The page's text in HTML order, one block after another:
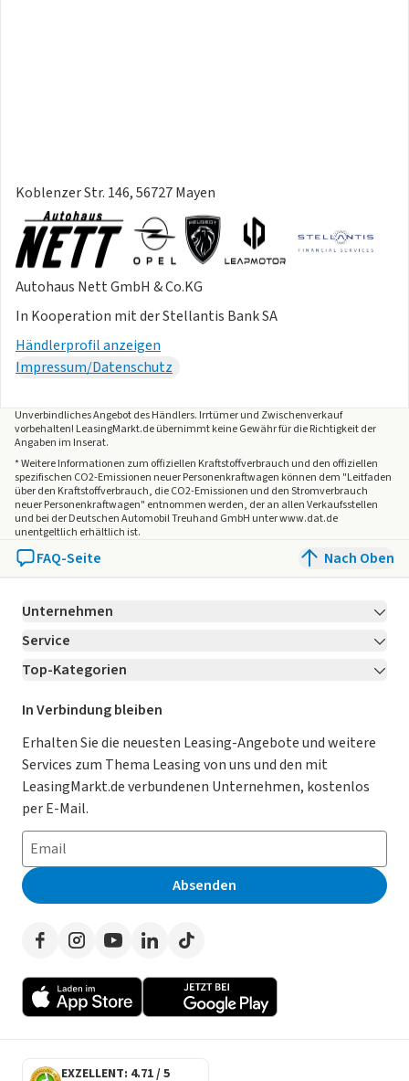
Koblenzer Str. 146, 56727 Mayen
Autohaus Nett GmbH & Co.KG
In Kooperation mit der Stellantis Bank SA
Händlerprofil anzeigen
Impressum/Datenschutz
Unverbindliches Angebot desHändlers. Irrtümer und Zwischenverkauf
vorbehalten! LeasingMarkt.de übernimmt keine Gewähr für die Richtigkeit der
Angaben im Inserat.
* Weitere Informationen zum offiziellen Kraftstoffverbrauch und den offiziellen
spezifischen CO2-Emissionen neuer Personenkraftwagen können dem "Leitfaden
über den Kraftstoffverbrauch, die CO2-Emissionen und den Stromverbrauch
neuer Personenkraftwagen" entnommen werden, der an allen Verkaufsstellen
und bei der Deutschen Automobil Treuhand GmbH unter www.dat.de
unentgeltlich erhältlich ist.
FAQ-Seite Nach Oben
Unternehmen
Über LeasingMarkt.de
Karriere Jetzt bewerben!
Für Händler
Kooperation mit AutoScout24
AGB
Datenschutz
Impressum
Erklärung zur Barrierefreiheit
Presse
Service
Kontakt
Ratgeber
Magazin
Datenschutz-Einstellungen
So funktioniert’s
Häufig gestellte Fragen
Leasing-Lexikon
Auto-Tests
Werben auf LeasingMarkt.de
Top-Kategorien
Leasing Deals
Gebrauchtwagen Leasing
Leasing ohne Anzahlung
E-Auto Leasing
Privatleasing
Leasing-Vergleiche
Herstellerverzeichnis
Händlerverzeichnis
In Verbindung bleiben
Erhalten Sie die neuesten Leasing-Angebote und weitere
Services zum Thema Leasing von uns und den mit
LeasingMarkt.de verbundenen Unternehmen, kostenlos
per E-Mail.
Absenden
EXZELLENT: 4.71 / 5